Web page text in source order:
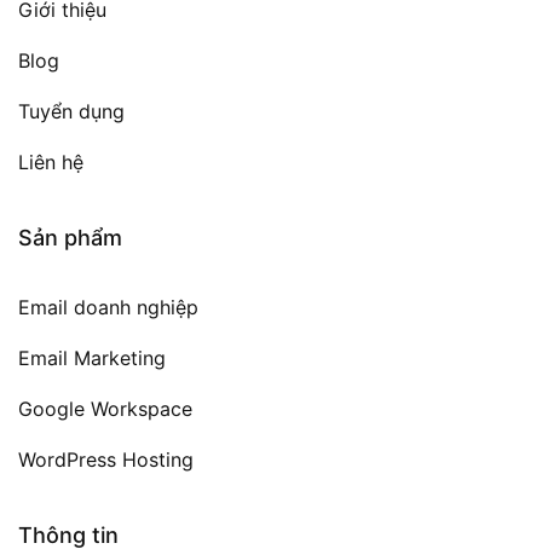
Giới thiệu
Blog
Tuyển dụng
Liên hệ
Sản phẩm
Email doanh nghiệp
Email Marketing
Google Workspace
WordPress Hosting
Thông tin